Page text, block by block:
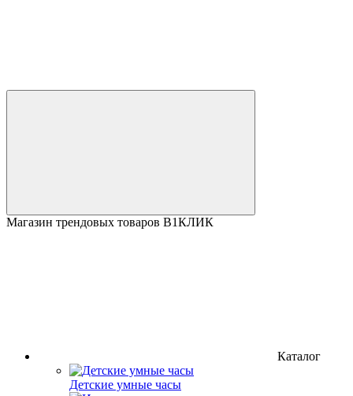
Магазин трендовых товаров В1КЛИК
Каталог
Детские умные часы